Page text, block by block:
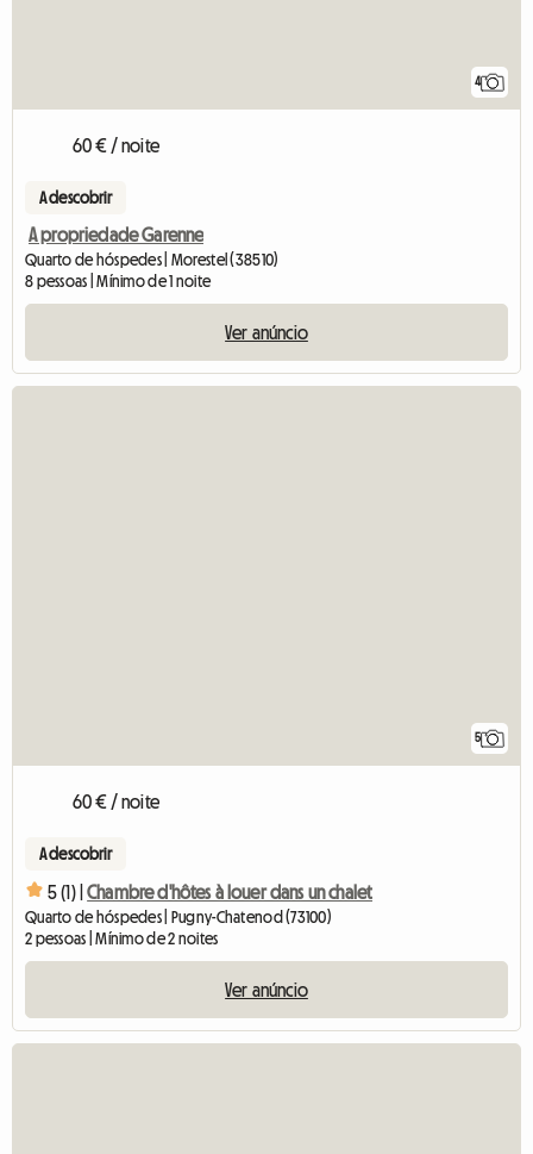
4
60 € / noite
A descobrir
A propriedade Garenne
Quarto de hóspedes | Morestel (38510)
8 pessoas | Mínimo de 1 noite
Ver anúncio
5
60 € / noite
A descobrir
5 (1) | Chambre d'hôtes à louer dans un chalet
Quarto de hóspedes | Pugny-Chatenod (73100)
2 pessoas | Mínimo de 2 noites
Ver anúncio